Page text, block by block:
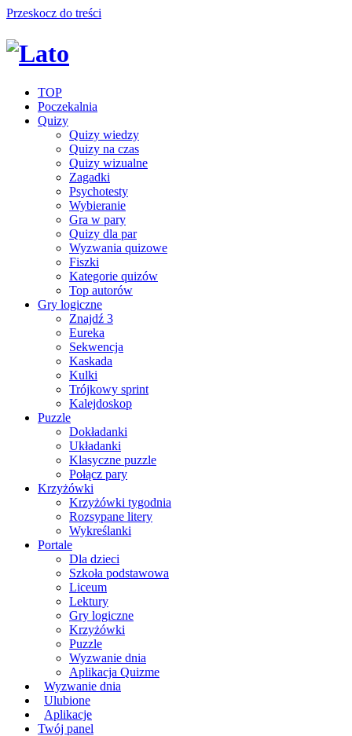
Przeskocz do treści
TOP
Poczekalnia
Quizy
Quizy wiedzy
Quizy na czas
Quizy wizualne
Zagadki
Psychotesty
Wybieranie
Gra w pary
Quizy dla par
Wyzwania quizowe
Fiszki
Kategorie quizów
Top autorów
Gry logiczne
Znajdź 3
Eureka
Sekwencja
Kaskada
Kulki
Trójkowy sprint
Kalejdoskop
Puzzle
Dokładanki
Układanki
Klasyczne puzzle
Połącz pary
Krzyżówki
Krzyżówki tygodnia
Rozsypane litery
Wykreślanki
Portale
Dla dzieci
Szkoła podstawowa
Liceum
Lektury
Gry logiczne
Krzyżówki
Puzzle
Wyzwanie dnia
Aplikacja Quizme
Wyzwanie dnia
Ulubione
Aplikacje
Twój panel